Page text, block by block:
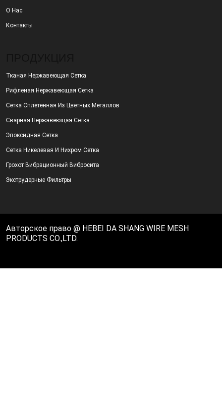
О Нас
Контакты
Тканая Нержавеющая Сетка
Рифленая Нержавеющая Сетка
Сетка Сплетенная Из Цветных Металлов
Сварная Нержавеющая Сетка
Эпоксидная Сетка
Сетка Никелевая И Нихром Сетка
Грохот Вибрационный Вибросита
Экструдерные Фильтры
Авторское право @ HEBEI DA SHANG WIRE MESH
PRODUCTS CO.,LTD.